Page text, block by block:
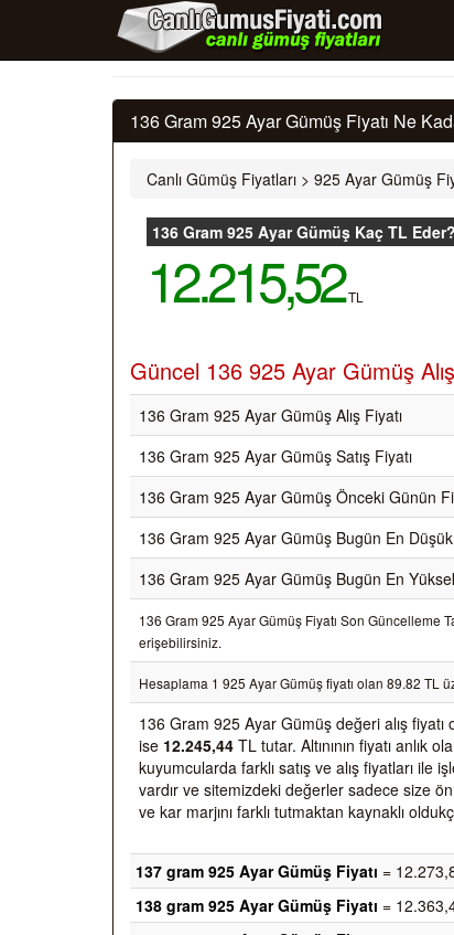
136 Gram 925 Ayar Gümüş Fiyatı Ne
Canlı Gümüş Fiyatları > 925 Ayar Gümüş
136 Gram 925 Ayar Gümüş Kaç TL Eder?
12.215,52 TL
Güncel 136 925 Ayar Gümüş
136 Gram 925 Ayar Gümüş Alış Fiyatı
136 Gram 925 Ayar Gümüş Satış Fiyatı
136 Gram 925 Ayar Gümüş Önceki Günün
136 Gram 925 Ayar Gümüş Bugün En Düşük
136 Gram 925 Ayar Gümüş Bugün En
136 Gram 925 Ayar Gümüş Fiyatı Son Güncelleme
erişebilirsiniz.
Hesaplama 1 925 Ayar Gümüş fiyatı olan 89.82 TL
136 Gram 925 Ayar Gümüş değeri alış fiyatı
ise 12.245,44 TL tutar. Altınının fiyatı
kuyumcularda farklı satış ve alış fiyatları
vardır ve sitemizdeki değerler sadece size
ve kar marjını farklı tutmaktan kaynaklı
137 gram 925 Ayar Gümüş Fiyatı =
138 gram 925 Ayar Gümüş Fiyatı =